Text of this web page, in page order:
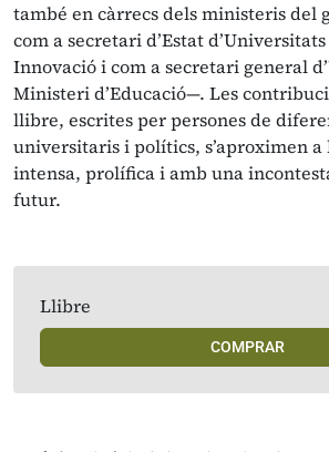
també en càrrecs dels ministeris del
com a secretari d’Estat
Innovació i com a secretari general
Ministeri d’Educació—. Les
llibre, escrites per persones de
universitaris i polítics, s’aproximen a
intensa, prolífica i amb una
futur.
Llibre
COMPRAR